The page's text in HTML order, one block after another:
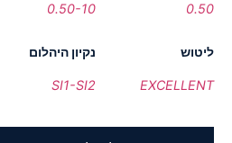
0.50
0.50-10
ליטוש
EXCELLENT
נקיון היהלום
SI1-SI2